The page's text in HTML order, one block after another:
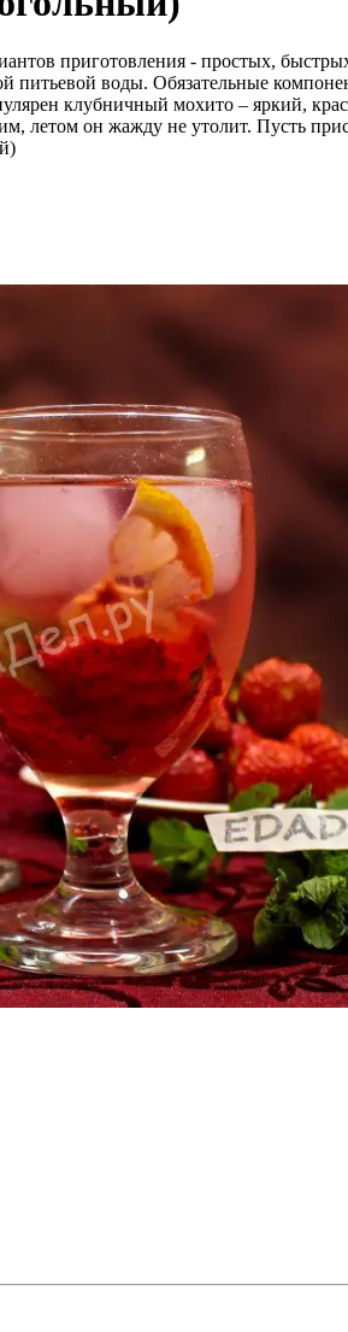
приготовления - простых,
воды. Обязательные
клубничный мохито – яркий,
летом он жажду не утолит. Пусть